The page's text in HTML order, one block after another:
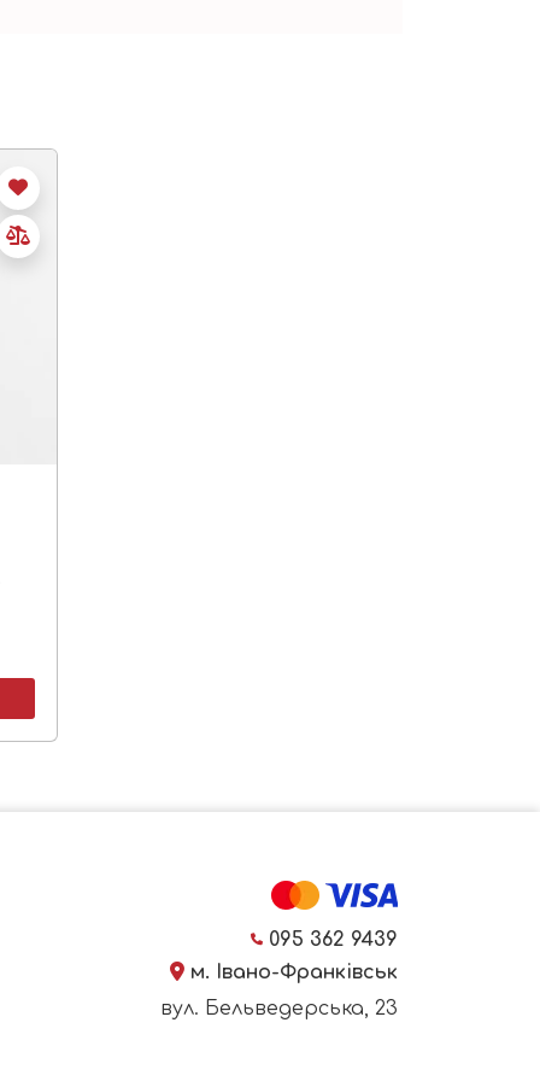
095 362 9439
м. Івано-Франківськ
вул. Бельведерська, 23